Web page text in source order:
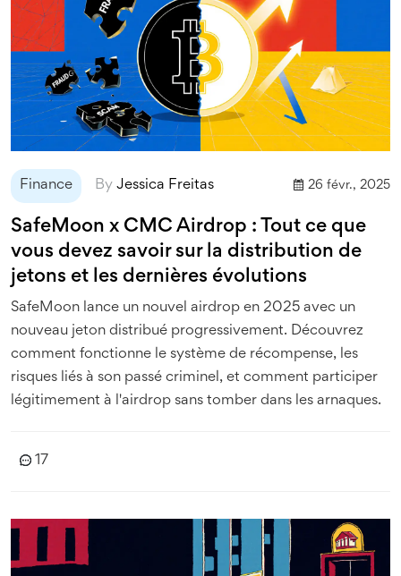
Finance By Jessica Freitas 26 févr., 2025
SafeMoon x CMC Airdrop : Tout ce que
vous devez savoir sur la distribution de
jetons et les dernières évolutions
SafeMoon lance un nouvel airdrop en 2025 avec un
nouveau jeton distribué progressivement. Découvrez
comment fonctionne le système de récompense, les
risques liés à son passé criminel, et comment participer
légitimement à l'airdrop sans tomber dans les arnaques.
17